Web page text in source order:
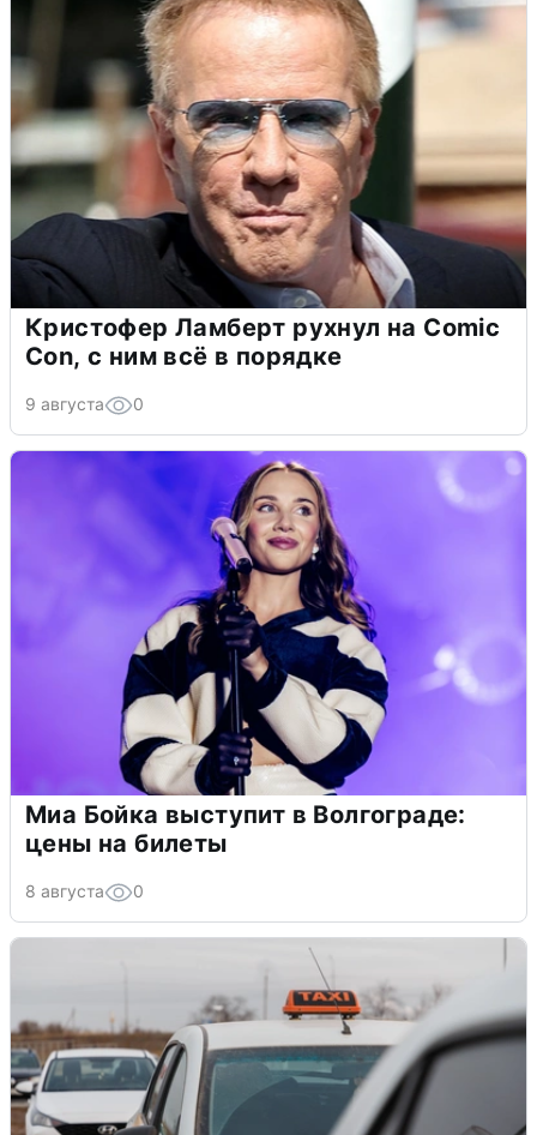
Кристофер Ламберт рухнул на Comic
Con, с ним всё в порядке
9 августа 0
Миа Бойка выступит в Волгограде:
цены на билеты
8 августа 0